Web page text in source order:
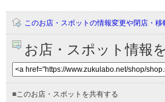
このお店・スポットの情報変更や閉店・移
お店・スポット情報
■このお店・スポットを共有する